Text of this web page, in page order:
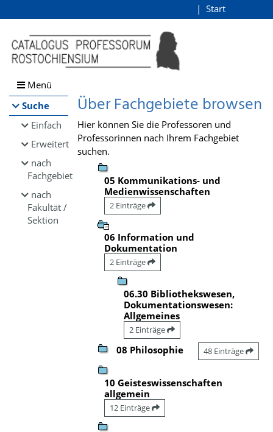
Browsen
direkt zum Inhalt
Start
Menü
Suche
Einfach
Erweitert
nach
Fachgebiet
nach
Fakultät /
Sektion
Über Fachgebiete browsen
Hier können Sie die Professoren und
Professorinnen nach Ihrem Fachgebiet
suchen.
05 Kommunikations- und
Medienwissenschaften
2 Einträge
06 Information und
Dokumentation
2 Einträge
06.30 Bibliothekswesen,
Dokumentationswesen:
Allgemeines
2 Einträge
08 Philosophie 48 Einträge
10 Geisteswissenschaften
allgemein
12 Einträge